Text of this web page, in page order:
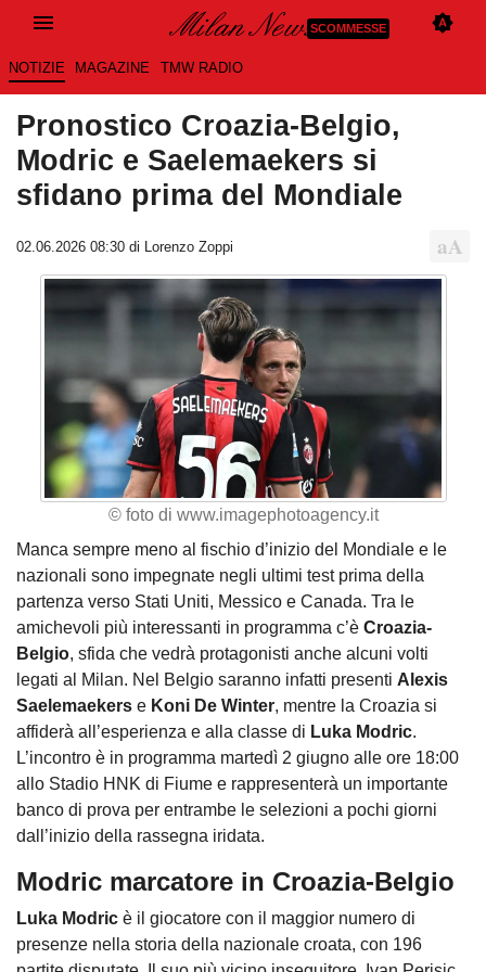
SCOMMESSE
NOTIZIE MAGAZINE TMW RADIO
Pronostico Croazia-Belgio,
Modric e Saelemaekers si
sfidano prima del Mondiale
02.06.2026 08:30 di Lorenzo Zoppi
© foto di www.imagephotoagency.it
Manca sempre meno al fischio d’inizio del Mondiale e le
nazionali sono impegnate negli ultimi test prima della
partenza verso Stati Uniti, Messico e Canada. Tra le
amichevoli più interessanti in programma c’è Croazia-
Belgio, sfida che vedrà protagonisti anche alcuni volti
legati al Milan. Nel Belgio saranno infatti presenti Alexis
Saelemaekers e Koni De Winter, mentre la Croazia si
affiderà all’esperienza e alla classe di Luka Modric.
L’incontro è in programma martedì 2 giugno alle ore 18:00
allo Stadio HNK di Fiume e rappresenterà un importante
banco di prova per entrambe le selezioni a pochi giorni
dall’inizio della rassegna iridata.
Modric marcatore in Croazia-Belgio
Luka Modric è il giocatore con il maggior numero di
presenze nella storia della nazionale croata, con 196